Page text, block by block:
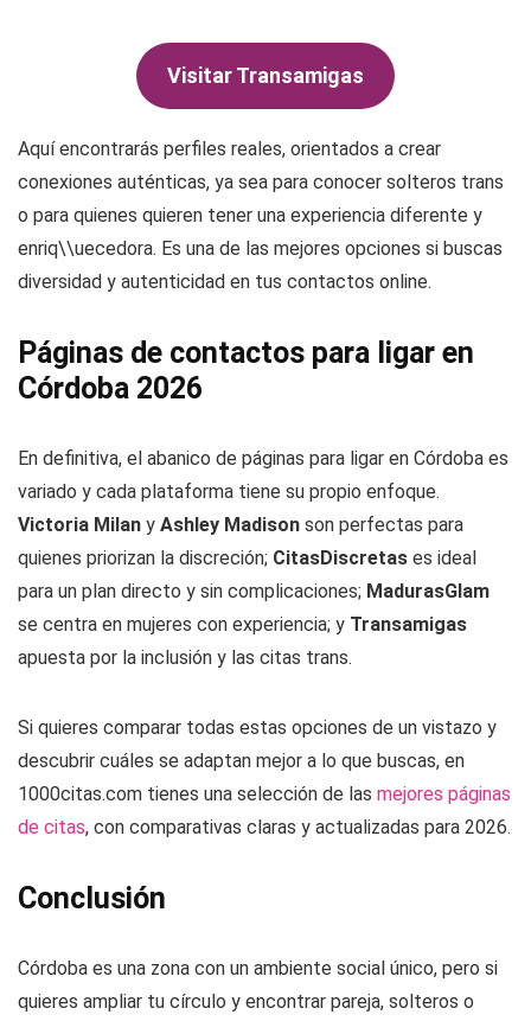
Visitar Transamigas
Aquí encontrarás perfiles reales, orientados a crear
conexiones auténticas, ya sea para conocer solteros trans
o para quienes quieren tener una experiencia diferente y
enriq\\uecedora. Es una de las mejores opciones si buscas
diversidad y autenticidad en tus contactos online.
Páginas de contactos para ligar en
Córdoba 2026
En definitiva, el abanico de páginas para ligar en Córdoba es
variado y cada plataforma tiene su propio enfoque.
Victoria Milan y Ashley Madison son perfectas para
quienes priorizan la discreción; CitasDiscretas es ideal
para un plan directo y sin complicaciones; MadurasGlam
se centra en mujeres con experiencia; y Transamigas
apuesta por la inclusión y las citas trans.
Si quieres comparar todas estas opciones de un vistazo y
descubrir cuáles se adaptan mejor a lo que buscas, en
1000citas.com tienes una selección de las mejores páginas
de citas, con comparativas claras y actualizadas para 2026.
Conclusión
Córdoba es una zona con un ambiente social único, pero si
quieres ampliar tu círculo y encontrar pareja, solteros o